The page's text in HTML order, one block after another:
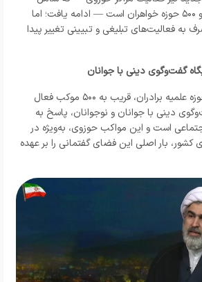
حدود ۵۰۰ حوزه برادران و ۵۰۰ حوزه خواهران است — ادامه یافت؛ اما
به فعالیت‌های تبلیغی و تبیینی تغییر پیدا
در حال حاضر، تنها در حوزه علمیه برادران، قریب به ۵۰۰ موکب فعال
دینی با جوانان و نوجوانان، پاسخ به
است و این مواکب حوزوی، به‌ویژه در
کشور، بار اصلی این فضای گفتمانی را بر عهده